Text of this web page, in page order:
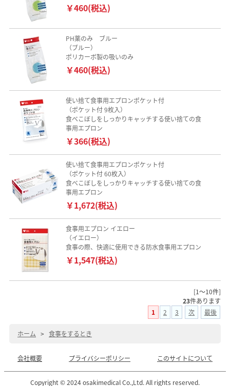
￥460(税込)
PH薬のみ ブルー
（ブルー）
ポリカーボ製の吸いのみ
￥460(税込)
使い捨て食事用エプロンポケット付
（ポケット付 9枚入）
食べこぼしをしっかりキャッチする使い捨ての食
事用エプロン
￥366(税込)
使い捨て食事用エプロンポケット付
（ポケット付 60枚入）
食べこぼしをしっかりキャッチする使い捨ての食
事用エプロン
￥1,672(税込)
食事用エプロン イエロー
（イエロー）
食事の際、快適に使用できる防水食事用エプロン
￥1,547(税込)
[1～10件]
23件あります
1
2 3 次 最後
ホーム > 食事をするとき
会社概要 プライバシーポリシー このサイトについて
Copyright © 2024 osakimedical Co.,Ltd. All rights reserved.